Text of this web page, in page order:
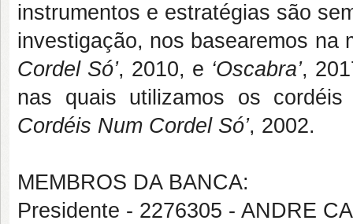
instrumentos e estratégias são
investigação, nos basearemos na
Cordel Só’, 2010, e ‘Oscabra’,
nas quais utilizamos os
Cordéis Num Cordel Só’, 2002.
MEMBROS DA BANCA:
Presidente - 2276305 - ANDRE